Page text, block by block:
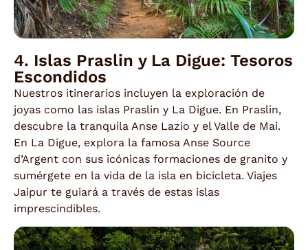
4. Islas Praslin y La Digue: Tesoros
Escondidos
Nuestros itinerarios incluyen la exploración de
joyas como las islas Praslin y La Digue. En Praslin,
descubre la tranquila Anse Lazio y el Valle de Mai.
En La Digue, explora la famosa Anse Source
d’Argent con sus icónicas formaciones de granito y
sumérgete en la vida de la isla en bicicleta. Viajes
Jaipur te guiará a través de estas islas
imprescindibles.